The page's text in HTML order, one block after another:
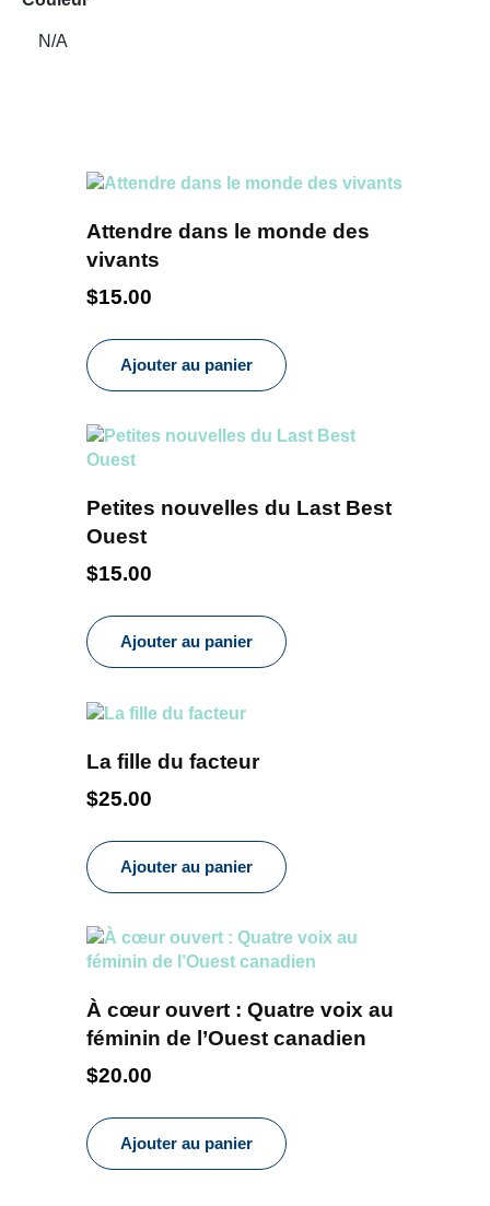
N/A
Attendre dans le monde des
vivants
$15.00
Ajouter au panier
Petites nouvelles du Last Best
Ouest
$15.00
Ajouter au panier
La fille du facteur
$25.00
Ajouter au panier
À cœur ouvert : Quatre voix au
féminin de l’Ouest canadien
$20.00
Ajouter au panier